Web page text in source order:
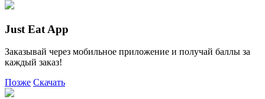
Just Eat App
Заказывай через мобильное приложение и получай баллы за
каждый заказ!
Позже Скачать